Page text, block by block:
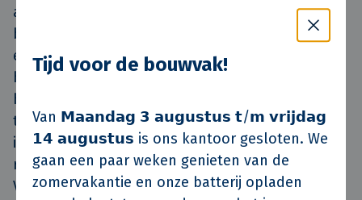
Tijd voor de bouwvak!
Van 𝗠𝗮𝗮𝗻𝗱𝗮𝗴 𝟯 𝗮𝘂𝗴𝘂𝘀𝘁𝘂𝘀 𝘁/𝗺 𝘃𝗿𝗶𝗷𝗱𝗮𝗴
𝟭𝟰 𝗮𝘂𝗴𝘂𝘀𝘁𝘂𝘀 is ons kantoor gesloten. We
gaan een paar weken genieten van de
zomervakantie en onze batterij opladen
alle grondposities die we hebben, zijn we continu
bezig. Tim Hofman laat mensen geloven dat bij
elke grondpositie ook een bestemmingsplan
hoort. Niks is minder waar. Daar moeten wij heel
hard voor werken. Planvorming neemt vaak veel
tijd in beslag.’ Peter Boelhouwer knikt
instemmend: ‘Het begint met het maken van
realistische plannen voor locaties die vrijkomen.
Voldoende betaalbare woningen realiseren is